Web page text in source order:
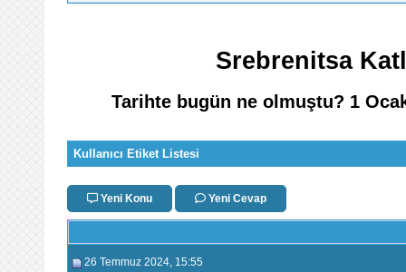
Srebrenitsa
Tarihte bugün ne olmuştu? 1
Kullanıcı Etiket Listesi
Yeni Konu Yeni Cevap
26 Temmuz 2024 , 15:55